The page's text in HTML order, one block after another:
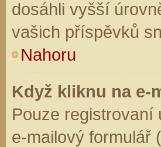
dosáhli vyšší
vašich příspěvků
Nahoru
Když kliknu na e-
Pouze registrovaní
e-mailový formulář